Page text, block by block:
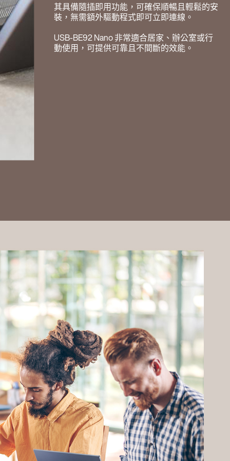
其具備隨插即用功能，可確保順暢且輕鬆的安
裝，無需額外驅動程式即可立即連線。
USB-BE92 Nano 非常適合居家、辦公室或行
動使用，可提供可靠且不間斷的效能。